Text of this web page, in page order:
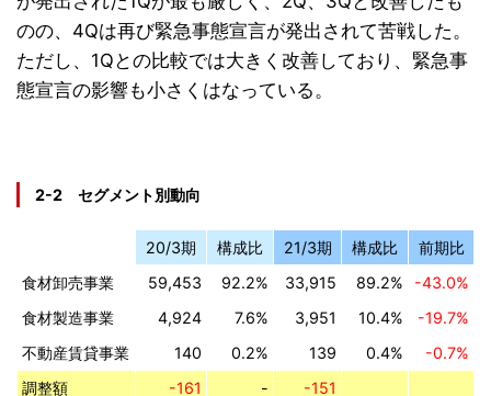
のの、4Qは再び緊急事態宣言が発出されて苦戦した。
ただし、1Qとの比較では大きく改善しており、緊急事
態宣言の影響も小さくはなっている。
2-2 セグメント別動向
20/3期 構成比 21/3期 構成比
前期比
食材卸売事業
59,453 92.2% 33,915 89.2%
-43.0%
食材製造事業
4,924 7.6% 3,951 10.4%
-19.7%
不動産賃貸事業
140 0.2% 139 0.4%
-0.7%
調整額
-161 -
-151